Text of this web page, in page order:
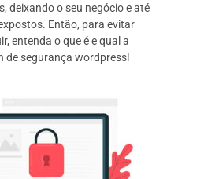
deixando o seu negócio e até
Então, para evitar
entenda o que é e qual a
de segurança wordpress!